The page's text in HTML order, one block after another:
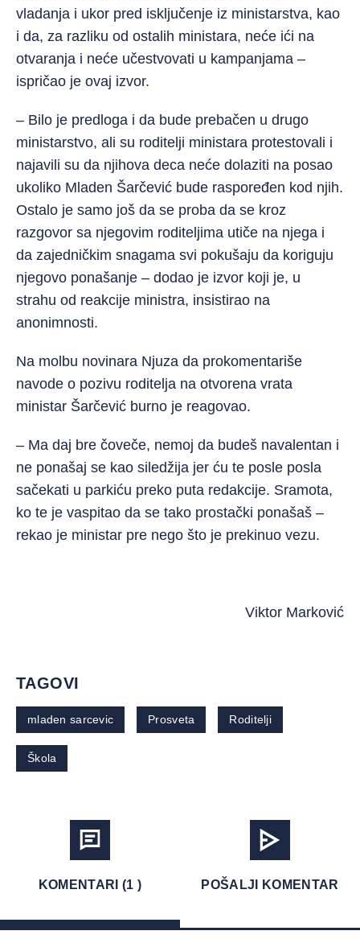
vladanja i ukor pred isključenje iz ministarstva, kao
i da, za razliku od ostalih ministara, neće ići na
otvaranja i neće učestvovati u kampanjama –
ispričao je ovaj izvor.
– Bilo je predloga i da bude prebačen u drugo
ministarstvo, ali su roditelji ministara protestovali i
najavili su da njihova deca neće dolaziti na posao
ukoliko Mladen Šarčević bude raspoređen kod njih.
Ostalo je samo još da se proba da se kroz
razgovor sa njegovim roditeljima utiče na njega i
da zajedničkim snagama svi pokušaju da koriguju
njegovo ponašanje – dodao je izvor koji je, u
strahu od reakcije ministra, insistirao na
anonimnosti.
Na molbu novinara Njuza da prokomentariše
navode o pozivu roditelja na otvorena vrata
ministar Šarčević burno je reagovao.
– Ma daj bre čoveče, nemoj da budeš navalentan i
ne ponašaj se kao siledžija jer ću te posle posla
sačekati u parkiću preko puta redakcije. Sramota,
ko te je vaspitao da se tako prostački ponašaš –
rekao je ministar pre nego što je prekinuo vezu.
Viktor Marković
TAGOVI
mladen sarcevic Prosveta Roditelji
Škola
KOMENTARI (1 ) POŠALJI KOMENTAR